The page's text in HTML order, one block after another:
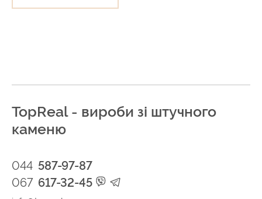
TopReal - вироби зі штучного
каменю
044 587-97-87
067 617-32-45